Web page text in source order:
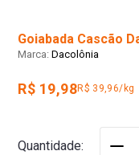
Goiabada Cascão
Dacolônia
R$ 19,98R$ 39,96/kg
Quantidade